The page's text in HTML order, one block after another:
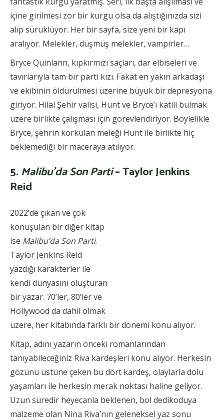
içine girilmesi zor bir kurgu olsa da alıştığınızda sizi
alıp sürüklüyor. Her bir sayfa, size yeni bir kapı
aralıyor. Melekler, düşmüş melekler, vampirler…
Bryce Quinlann, kıpkırmızı saçları, dar elbiseleri ve
tavırlarıyla tam bir parti kızı. Fakat en yakın arkadaşı
ve ekibinin öldürülmesi üzerine büyük bir depresyona
giriyor. Hilal Şehir valisi, Hunt ve Bryce’ı katili bulmak
üzere birlikte çalışması için görevlendiriyor. Böylelikle
Bryce, şehrin korkulan meleği Hunt ile birlikte hiç
beklemediği bir maceraya atılıyor.
5. Malibu’da Son Parti– Taylor Jenkins
Reid
2022’de çıkan ve çok
konuşulan bir diğer kitap
ise Malibu’da Son Parti.
Taylor Jenkins Reid
yazdığı karakterler ile
kendi dünyasını oluşturan
bir yazar. 70’ler, 80’ler ve
Hollywood da dahil olmak
üzere, her kitabında farklı bir dönemi konu alıyor.
Kitap, adını yazarın önceki romanlarından
tanıyabileceğiniz Riva kardeşleri konu alıyor. Herkesin
gözünü üstüne çeken bu dört kardeş, olaylarla dolu
yaşamları ile herkesin merak noktası haline geliyor.
Uzun süredir heyecanla beklenen, bol dedikoduya
malzeme olan Nina Riva’nın geleneksel yaz sonu